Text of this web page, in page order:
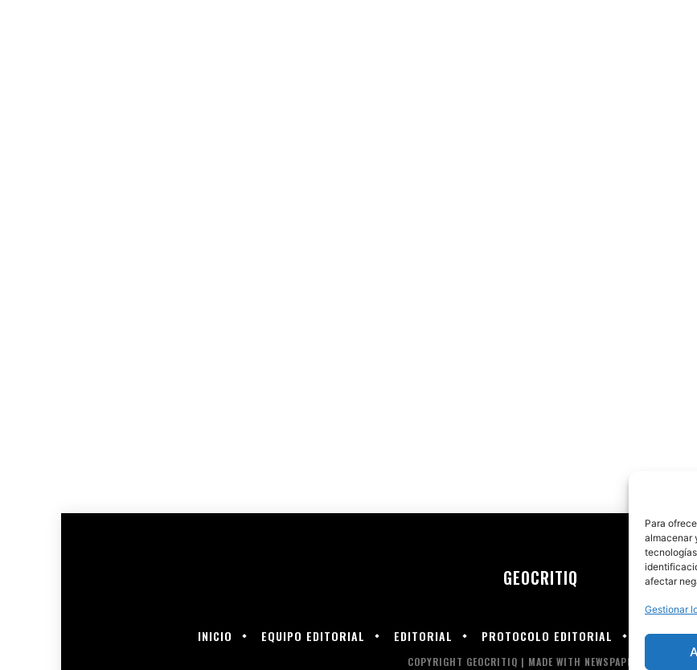
Para
almacenar
afectar
Gestionar
GEOCRITIQ
INICIO EQUIPO EDITORIAL EDITORIAL PROTOCOLO EDITORIAL PRIMERA
COPYRIGHT GEOCRITIQ | MADE WITH NEWSPAPER THEME